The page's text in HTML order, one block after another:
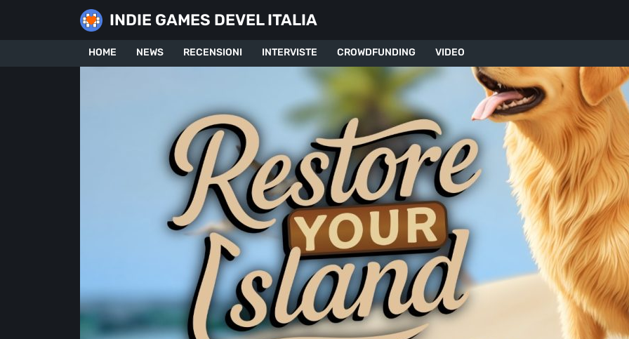
INDIE GAMES DEVEL ITALIA
HOME NEWS RECENSIONI INTERVISTE CROWDFUNDING VIDEO